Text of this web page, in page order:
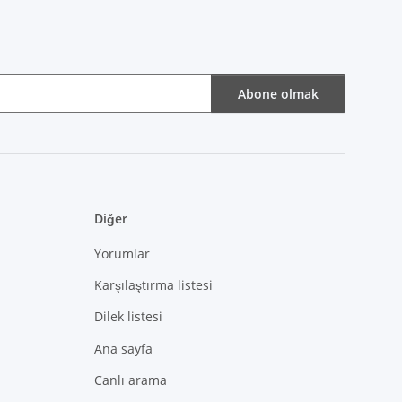
Abone olmak
Diğer
Yorumlar
Karşılaştırma listesi
Dilek listesi
Ana sayfa
Canlı arama